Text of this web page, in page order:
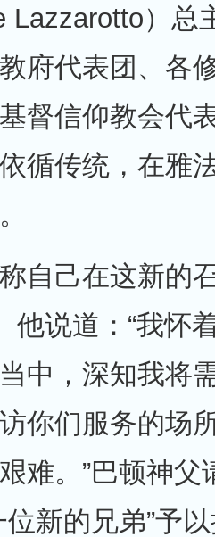
Lazzarotto）总
府代表团、各
督信仰教会代
循传统，在雅
自己在这新的
他说道：“我怀
中，深知我将
你们服务的场
难。”巴顿神父
位新的兄弟”予